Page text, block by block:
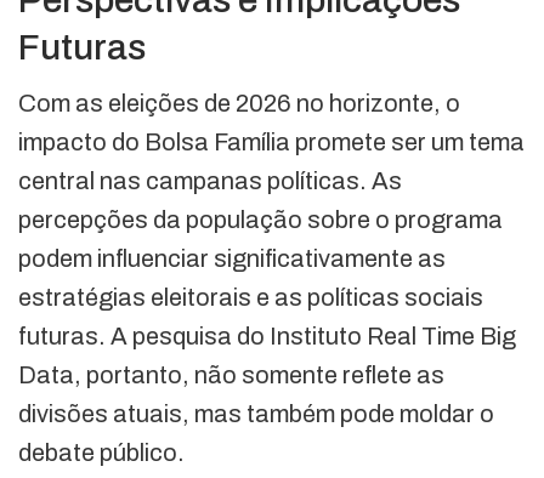
Futuras
Com as eleições de 2026 no horizonte, o
impacto do Bolsa Família promete ser um tema
central nas campanas políticas. As
percepções da população sobre o programa
podem influenciar significativamente as
estratégias eleitorais e as políticas sociais
futuras. A pesquisa do Instituto Real Time Big
Data, portanto, não somente reflete as
divisões atuais, mas também pode moldar o
debate público.